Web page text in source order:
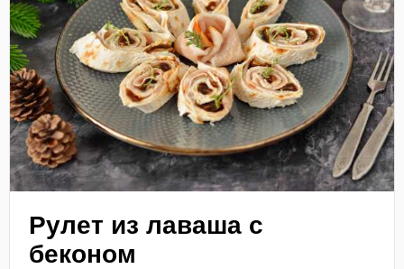
Рулет из лаваша с
беконом